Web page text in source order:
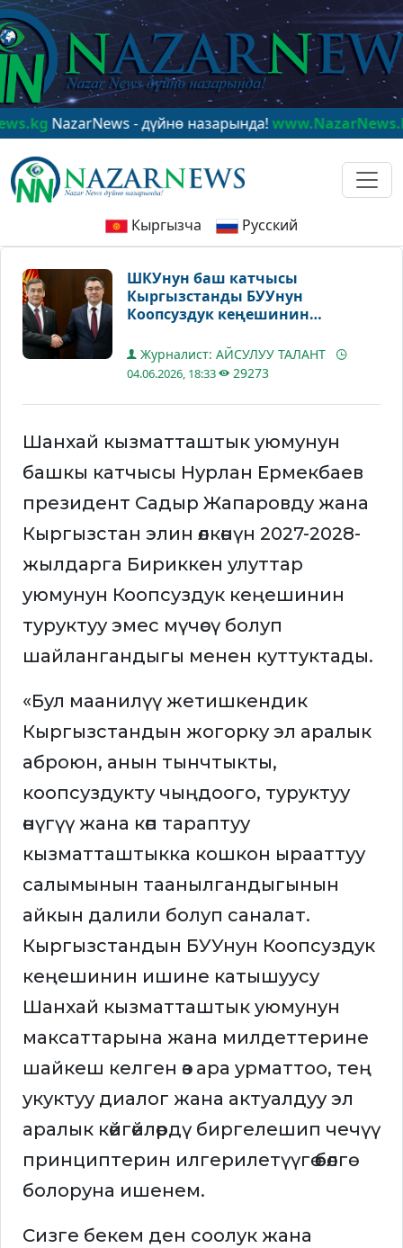
- дүйнө назарында!www.NazarNews.kg
Кыргызча Русский
ШКУнун баш катчысы
Кыргызстанды БУУнун
Коопсуздук кеңешинин
куттуктады
Журналист: АЙСУЛУУ ТАЛАНТ
04.06.2026, 18:33 29273
Шанхай кызматташтык уюмунун
башкы катчысы Нурлан Ермекбаев
президент Садыр Жапаровду жана
Кыргызстан элин өлкөнүн 2027-2028-
жылдарга Бириккен улуттар
уюмунун Коопсуздук кеңешинин
туруктуу эмес мүчөсү болуп
шайлангандыгы менен куттуктады.
«Бул маанилүү жетишкендик
Кыргызстандын жогорку эл аралык
аброюн, анын тынчтыкты,
коопсуздукту чыңдоого, туруктуу
өнүгүү жана көп тараптуу
кызматташтыкка кошкон ырааттуу
салымынын таанылгандыгынын
айкын далили болуп саналат.
Кыргызстандын БУУнун Коопсуздук
кеңешинин ишине катышуусу
Шанхай кызматташтык уюмунун
максаттарына жана милдеттерине
шайкеш келген өз ара урматтоо, тең
укуктуу диалог жана актуалдуу эл
аралык көйгөйлөрдү биргелешип чечүү
принциптерин илгерилетүүгө өбөлгө
болоруна ишенем.
Сизге бекем ден соолук жана